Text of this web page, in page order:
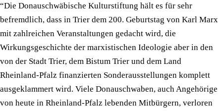
“Die Donauschwäbische Kulturstiftung hält es für sehr
befremdlich, dass in Trier dem 200. Geburtstag von Karl Marx
mit zahlreichen Veranstaltungen gedacht wird, die
Wirkungsgeschichte der marxistischen Ideologie aber in den
von der Stadt Trier, dem Bistum Trier und dem Land
Rheinland-Pfalz finanzierten Sonderausstellungen komplett
ausgeklammert wird. Viele Donauschwaben, auch Angehörige
von heute in Rheinland-Pfalz lebenden Mitbürgern, verloren